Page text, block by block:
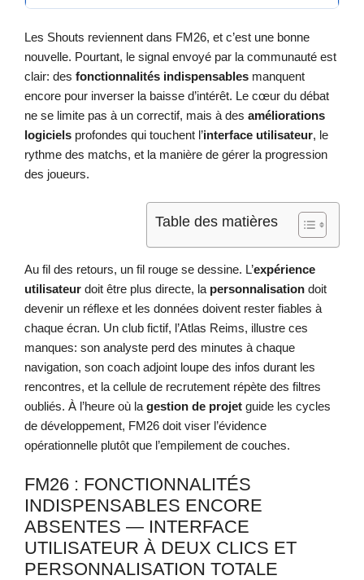
Les Shouts reviennent dans FM26, et c’est une bonne
nouvelle. Pourtant, le signal envoyé par la communauté est
clair: des fonctionnalités indispensables manquent
encore pour inverser la baisse d’intérêt. Le cœur du débat
ne se limite pas à un correctif, mais à des améliorations
logiciels profondes qui touchent l’interface utilisateur, le
rythme des matchs, et la manière de gérer la progression
des joueurs.
Table des matières
Au fil des retours, un fil rouge se dessine. L’expérience
utilisateur doit être plus directe, la personnalisation doit
devenir un réflexe et les données doivent rester fiables à
chaque écran. Un club fictif, l’Atlas Reims, illustre ces
manques: son analyste perd des minutes à chaque
navigation, son coach adjoint loupe des infos durant les
rencontres, et la cellule de recrutement répète des filtres
oubliés. À l’heure où la gestion de projet guide les cycles
de développement, FM26 doit viser l’évidence
opérationnelle plutôt que l’empilement de couches.
FM26 : FONCTIONNALITÉS
INDISPENSABLES ENCORE
ABSENTES — INTERFACE
UTILISATEUR À DEUX CLICS ET
PERSONNALISATION TOTALE